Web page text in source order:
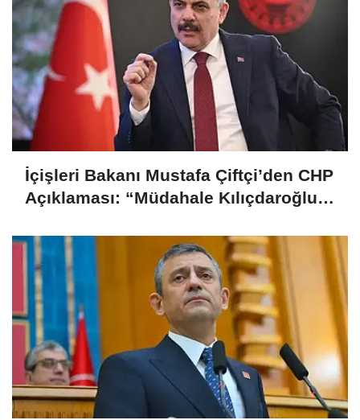
İçişleri Bakanı Mustafa Çiftçi’den CHP
Açıklaması: “Müdahale Kılıçdaroğlu